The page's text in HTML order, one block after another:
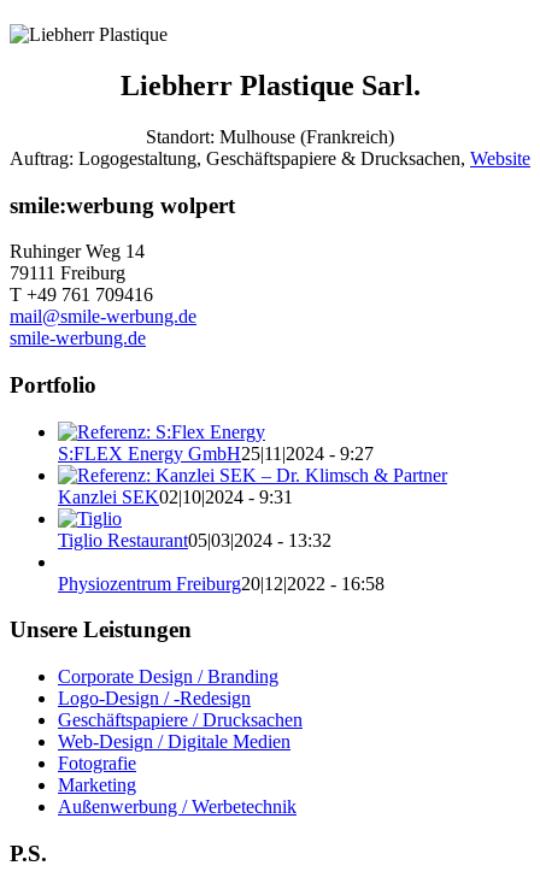
Liebherr Plastique Sarl.
Standort: Mulhouse (Frankreich)
Auftrag: Logogestaltung, Geschäftspapiere & Drucksachen, Website
smile:werbung wolpert
Ruhinger Weg 14
79111 Freiburg
T +49 761 709416
mail@smile-werbung.de
smile-werbung.de
Portfolio
S:FLEX Energy GmbH25|11|2024 - 9:27
Kanzlei SEK02|10|2024 - 9:31
Tiglio Restaurant05|03|2024 - 13:32
Physiozentrum Freiburg20|12|2022 - 16:58
Unsere Leistungen
Corporate Design / Branding
Logo-Design / -Redesign
Geschäftspapiere / Drucksachen
Web-Design / Digitale Medien
Fotografie
Marketing
Außenwerbung / Werbetechnik
P.S.